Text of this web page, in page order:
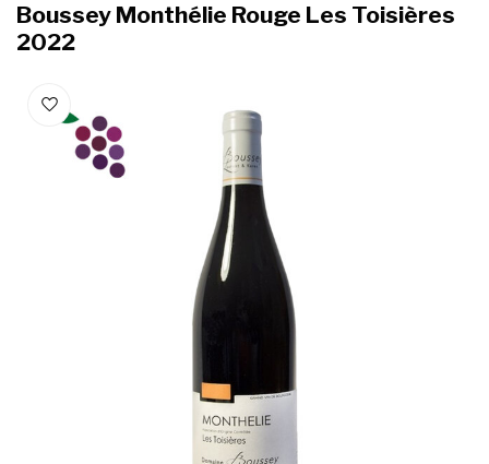
Boussey Monthélie Rouge Les Toisières
2022